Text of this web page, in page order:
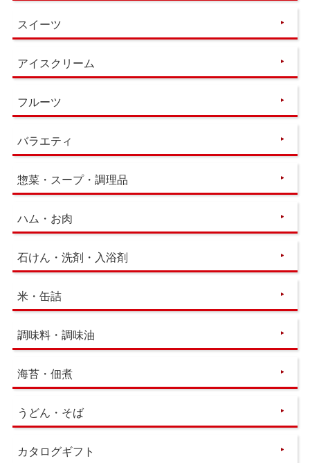
スイーツ
アイスクリーム
フルーツ
バラエティ
惣菜・スープ・調理品
ハム・お肉
石けん・洗剤・入浴剤
米・缶詰
調味料・調味油
海苔・佃煮
うどん・そば
カタログギフト